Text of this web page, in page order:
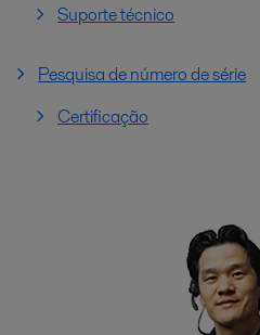
Suporte técnico
Pesquisa de número de série
Certificação